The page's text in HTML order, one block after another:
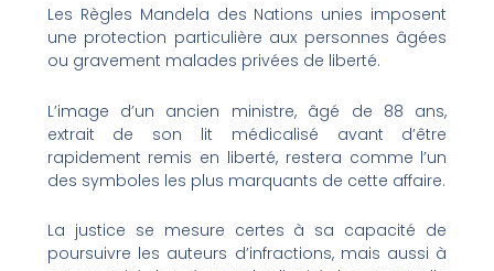
Les Règles Mandela des Nations unies imposent
une protection particulière aux personnes âgées
ou gravement malades privées de liberté.
L’image d’un ancien ministre, âgé de 88 ans,
extrait de son lit médicalisé avant d’être
rapidement remis en liberté, restera comme l’un
des symboles les plus marquants de cette affaire.
La justice se mesure certes à sa capacité de
poursuivre les auteurs d’infractions, mais aussi à